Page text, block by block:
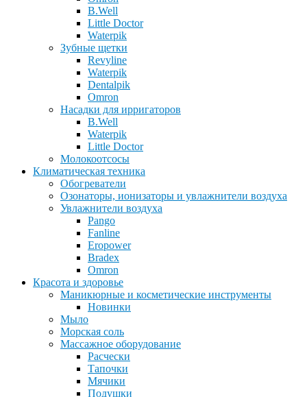
B.Well
Little Doctor
Waterpik
Зубные щетки
Revyline
Waterpik
Dentalpik
Omron
Насадки для ирригаторов
B.Well
Waterpik
Little Doctor
Молокоотсосы
Климатическая техника
Обогреватели
Озонаторы, ионизаторы и увлажнители воздуха
Увлажнители воздуха
Pango
Fanline
Eropower
Bradex
Omron
Красота и здоровье
Маникюрные и косметические инструменты
Новинки
Мыло
Морская соль
Массажное оборудование
Расчески
Тапочки
Мячики
Подушки